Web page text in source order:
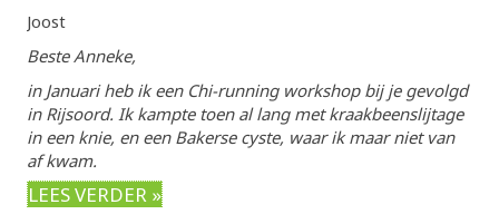
Joost
Beste Anneke,
in Januari heb ik een Chi-running workshop bij je gevolgd
in Rijsoord. Ik kampte toen al lang met kraakbeenslijtage
in een knie, en een Bakerse cyste, waar ik maar niet van
af kwam.
LEES VERDER »